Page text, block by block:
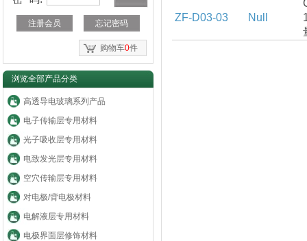
注册会员 忘记密码
购物车0件
浏览全部产品分类
高透导电玻璃系列产品
电子传输层专用材料
光子吸收层专用材料
电致发光层专用材料
空穴传输层专用材料
对电极/背电极材料
电解液层专用材料
电极界面层修饰材料
ZF-D03-03 Null